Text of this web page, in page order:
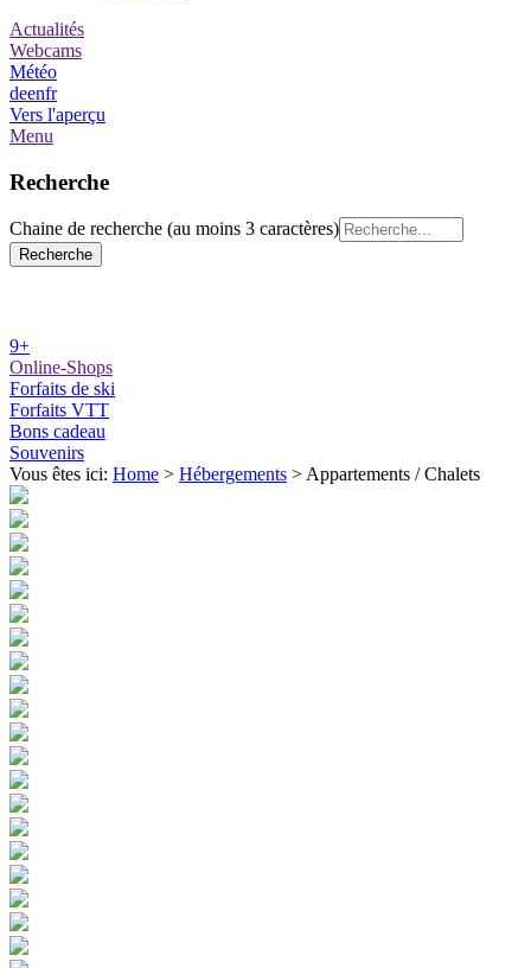
Actualités
Webcams
Météo
deenfr
Vers l'aperçu
Menu
Recherche
Chaine de recherche (au moins 3 caractères)
9+
Online-Shops
Forfaits de ski
Forfaits VTT
Bons cadeau
Souvenirs
Vous êtes ici: Home > Hébergements >Appartements / Chalets